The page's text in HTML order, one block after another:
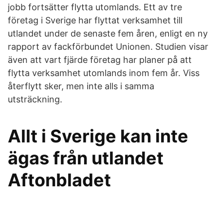
jobb fortsätter flytta utomlands. Ett av tre
företag i Sverige har flyttat verksamhet till
utlandet under de senaste fem åren, enligt en ny
rapport av fackförbundet Unionen. Studien visar
även att vart fjärde företag har planer på att
flytta verksamhet utomlands inom fem år. Viss
återflytt sker, men inte alls i samma
utsträckning.
Allt i Sverige kan inte
ägas från utlandet
Aftonbladet